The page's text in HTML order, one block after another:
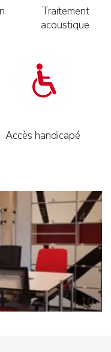
Traitement
acoustique
Accès handicapé